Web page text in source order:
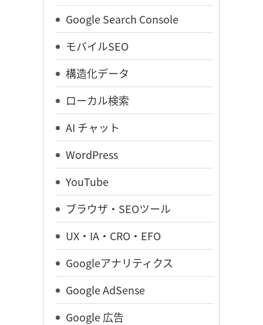
Google Search Console
モバイルSEO
構造化データ
ローカル検索
AI チャット
WordPress
YouTube
ブラウザ・SEOツール
UX・IA・CRO・EFO
Googleアナリティクス
Google AdSense
Google 広告